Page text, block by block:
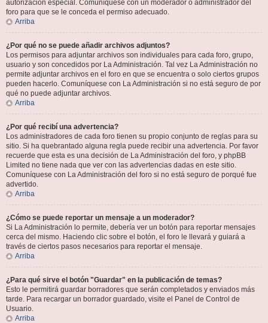
autorización especial. Comuníquese con un moderador o administrador del
foro para que se le conceda el permiso adecuado.
Arriba
¿Por qué no se puede añadir archivos adjuntos?
Los permisos para adjuntar archivos son individuales para cada foro, grupo,
usuario y son concedidos por La Administración. Tal vez La Administración no
permite adjuntar archivos en el foro en que se encuentra o solo ciertos grupos
pueden hacerlo. Comuníquese con La Administración si no está seguro de por
qué no puede adjuntar archivos.
Arriba
¿Por qué recibí una advertencia?
Los administradores de cada foro tienen su propio conjunto de reglas para su
sitio. Si ha quebrantado alguna regla puede recibir una advertencia. Por favor
recuerde que esta es una decisión de La Administración del foro, y phpBB
Limited no tiene nada que ver con las advertencias dadas en este sitio.
Comuníquese con La Administración del foro si no está seguro de porqué fue
advertido.
Arriba
¿Cómo se puede reportar un mensaje a un moderador?
Si La Administración lo permite, debería ver un botón para reportar mensajes
cerca del mismo. Haciendo clic sobre el botón, el foro le llevará y guiará a
través de ciertos pasos necesarios para reportar el mensaje.
Arriba
¿Para qué sirve el botón "Guardar" en la publicación de temas?
Esto le permitirá guardar borradores que serán completados y enviados más
tarde. Para recargar un borrador guardado, visite el Panel de Control de
Usuario.
Arriba